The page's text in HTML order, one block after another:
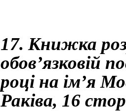
17. Книжка
обов’язковій
році на ім’я
Раківа, 16